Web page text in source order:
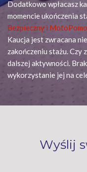
Dodatkowo wpłacasz
momencie ukończenia
Bezpieczny i
Kaucja jest zwracana
zakończeniu stażu. Czy
dalszej aktywności.
wykorzystanie jej na
Wyślij